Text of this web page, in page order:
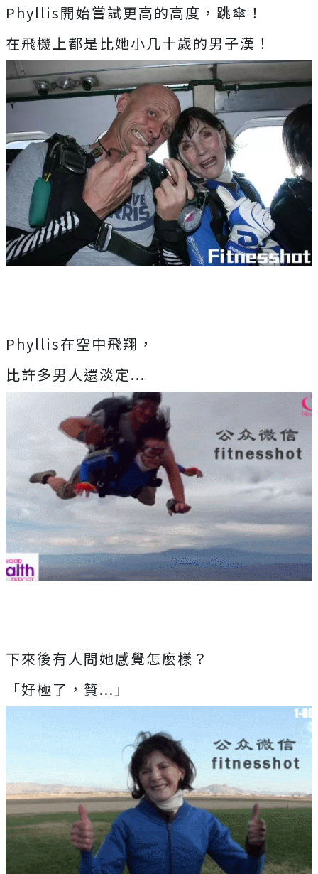
Phyllis開始嘗試更高的高度，跳傘！
在飛機上都是比她小几十歲的男子漢！
Phyllis在空中飛翔，
比許多男人還淡定...
下來後有人問她感覺怎麼樣？
「好極了，贊...」